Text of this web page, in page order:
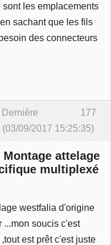
les emplacements
sachant que les fils
des connecteurs
177
Dernière
09/2017 15:25:35)
attelage
multiplexé
westfalia d'origine
soucis c'est
est prêt c'est juste